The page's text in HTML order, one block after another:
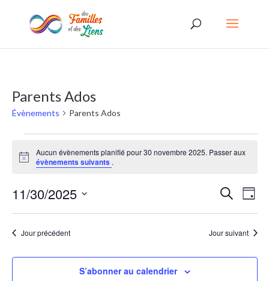
Parents Ados
Évènements Parents Ados
Évènements
for
30
novembre
2025
Notice
Aucun évènements planifié pour 30 novembre 2025. Passer aux
évènements suivants .
et
de
Recherche
de
vues
Jour
11/30/2025
date.Jour précédent Jour suivant
S’abonner au calendrier